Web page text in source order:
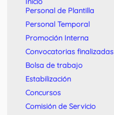
Personal de Plantilla
Personal Temporal
Promoción Interna
Convocatorias finalizadas
Bolsa de trabajo
Estabilización
Concursos
Comisión de Servicio